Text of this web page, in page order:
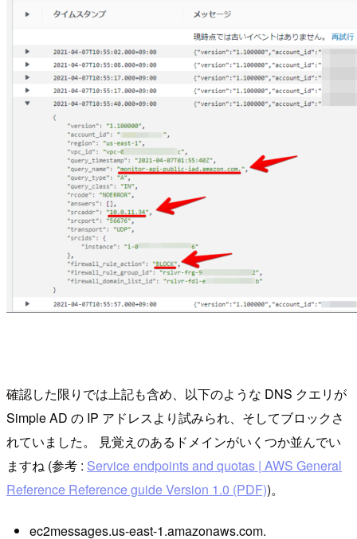
確認した限りでは上記も含め、以下のような DNS クエリが
Simple AD の IP アドレスより試みられ、そしてブロックさ
れていました。 見覚えのあるドメインがいくつか並んでい
ますね (参考 : Service endpoints and quotas | AWS General
Reference Reference guide Version 1.0 (PDF))。
ec2messages.us-east-1.amazonaws.com.